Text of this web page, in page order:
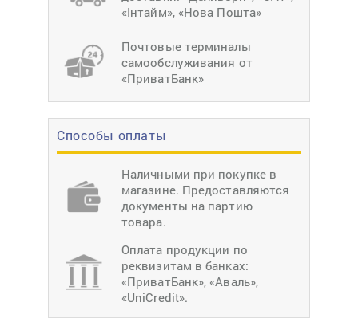
«Інтайм», «Нова Пошта»
Почтовые терминалы
самообслуживания от
«ПриватБанк»
Способы оплаты
Наличными при покупке в
магазине. Предоставляются
документы на партию
товара.
Оплата продукции по
реквизитам в банках:
«ПриватБанк», «Аваль»,
«UniCredit».